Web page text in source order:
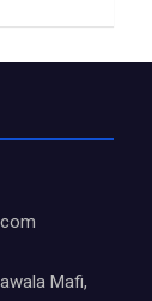
Mafi,